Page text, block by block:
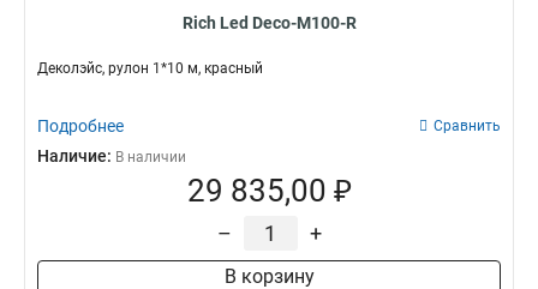
Rich Led Deco-M100-R
Деколэйс, рулон 1*10 м, красный
Подробнее Сравнить
Наличие: В наличии
29 835,00 ₽
– +
В корзину